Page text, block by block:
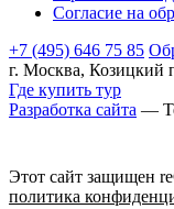
Согласие на
+7 (495) 646 75 85
г. Москва, Козицкий
Где купить тур
Разработка сайта —
Этот сайт защищен
политика